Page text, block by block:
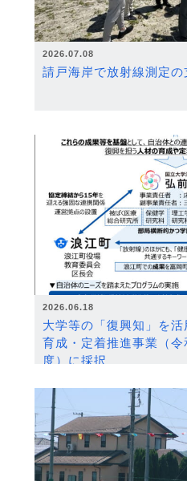
2026.07.08
請戸海岸で放射線測定の
2026.06.18
大学等の「復興知」を
育成・定着推進事業（
度）に採択